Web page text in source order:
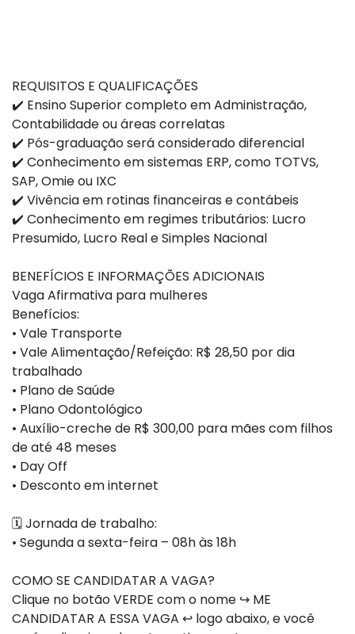
REQUISITOS E QUALIFICAÇÕES
✔️ Ensino Superior completo em Administração,
Contabilidade ou áreas correlatas
✔️ Pós-graduação será considerado diferencial
✔️ Conhecimento em sistemas ERP, como TOTVS,
SAP, Omie ou IXC
✔️ Vivência em rotinas financeiras e contábeis
✔️ Conhecimento em regimes tributários: Lucro
Presumido, Lucro Real e Simples Nacional
BENEFÍCIOS E INFORMAÇÕES ADICIONAIS
Vaga Afirmativa para mulheres
Benefícios:
• Vale Transporte
• Vale Alimentação/Refeição: R$ 28,50 por dia
trabalhado
• Plano de Saúde
• Plano Odontológico
• Auxílio-creche de R$ 300,00 para mães com filhos
de até 48 meses
• Day Off
• Desconto em internet
🗓️ Jornada de trabalho:
• Segunda a sexta-feira – 08h às 18h
COMO SE CANDIDATAR A VAGA?
Clique no botão VERDE com o nome ↪ ME
CANDIDATAR A ESSA VAGA ↩ logo abaixo, e você